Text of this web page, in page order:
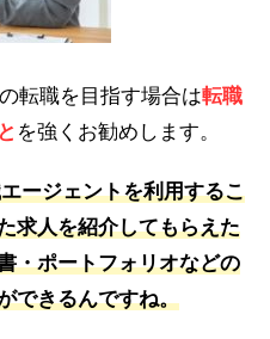
転職を目指す場合は転職
を強くお勧めします。
ージェントを利用するこ
求人を紹介してもらえた
・ポートフォリオなどの
できるんですね。